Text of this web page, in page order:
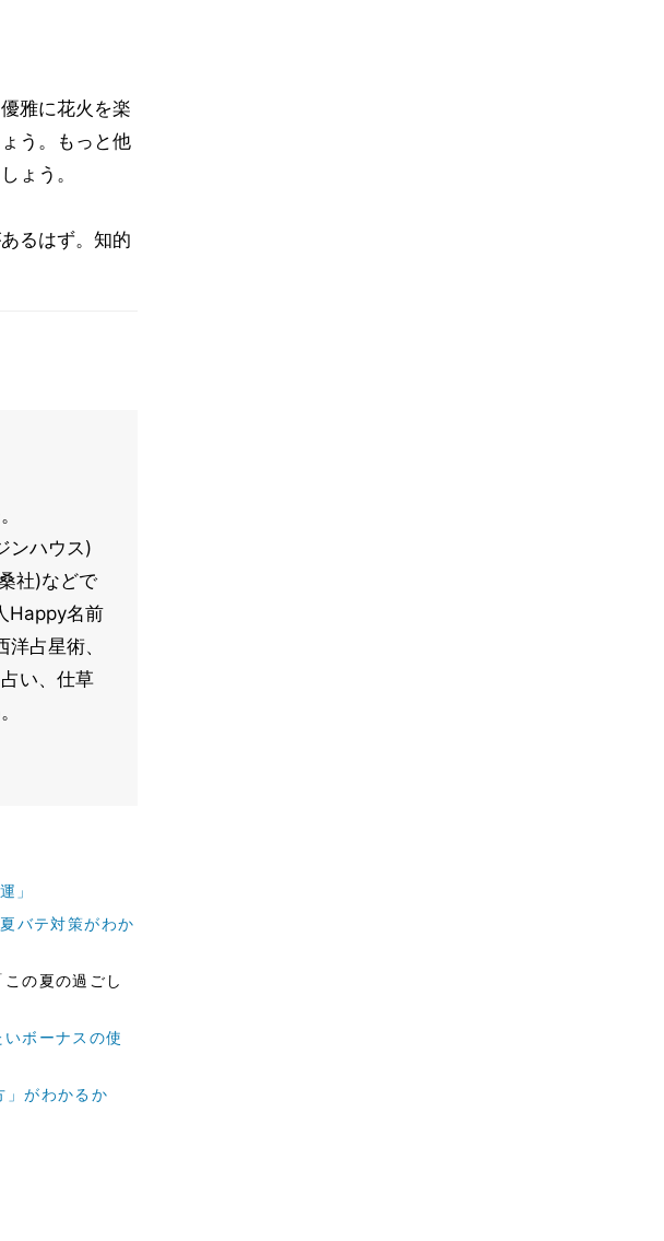
雅に花火を楽
う。もっと他
ょう。
るはず。知的
ンハウス)
社)などで
Happy名前
占星術、
い、仕草
」
バテ対策がわか
の夏の過ごし
ボーナスの使
」がわかるか